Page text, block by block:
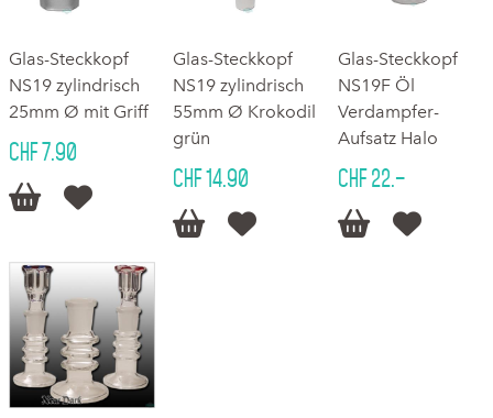
Glas-Steckkopf
NS19 zylindrisch
25mm Ø mit Griff
CHF 7.90
 
Glas-Steckkopf
NS19 zylindrisch
55mm Ø Krokodil
grün
CHF 14.90
 
Glas-Steckkopf
NS19F Öl
Verdampfer-
Aufsatz Halo
CHF 22.–
 